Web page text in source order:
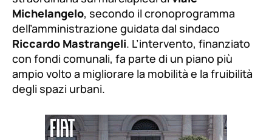
Michelangelo, secondo il cronoprogramma
dell’amministrazione guidata dal sindaco
Riccardo Mastrangeli. L’intervento, finanziato
con fondi comunali, fa parte di un piano più
ampio volto a migliorare la mobilità e la fruibilità
degli spazi urbani.